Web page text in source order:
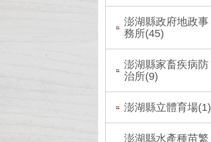
澎湖縣政府地政事
務所(45)
澎湖縣家畜疾病防
治所(9)
澎湖縣立體育場(1)
澎湖縣水產種苗繁